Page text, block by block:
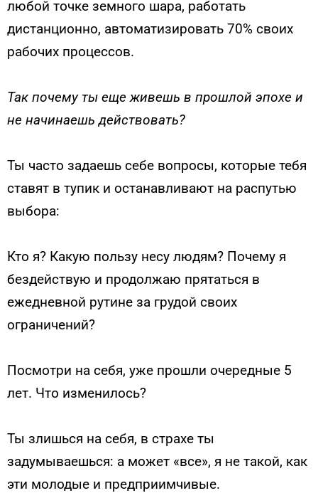
любой точке земного шара, работать
дистанционно, автоматизировать 70% своих
рабочих процессов.
Так почему ты еще живешь в прошлой эпохе и
не начинаешь действовать?
Ты часто задаешь себе вопросы, которые тебя
ставят в тупик и останавливают на распутью
выбора:
Кто я? Какую пользу несу людям? Почему я
бездействую и продолжаю прятаться в
ежедневной рутине за грудой своих
ограничений?
Посмотри на себя, уже прошли очередные 5
лет. Что изменилось?
Ты злишься на себя, в страхе ты
задумываешься: а может «все», я не такой, как
эти молодые и предприимчивые.